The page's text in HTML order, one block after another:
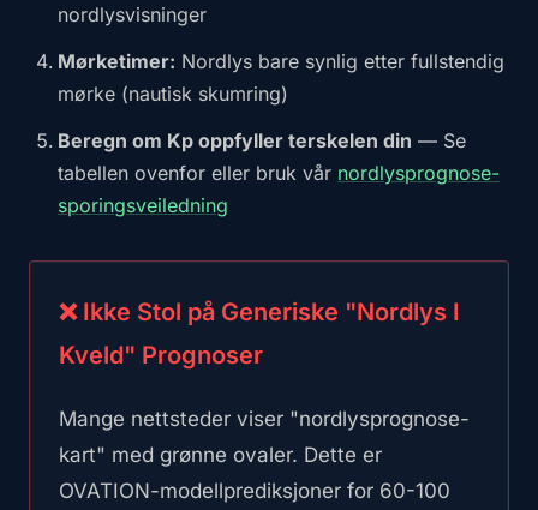
nordlysvisninger
Mørketimer: Nordlys bare synlig etter fullstendig
mørke (nautisk skumring)
Beregn om Kp oppfyller terskelen din — Se
tabellen ovenfor eller bruk vår nordlysprognose-
sporingsveiledning
❌ Ikke Stol på Generiske "Nordlys I
Kveld" Prognoser
Mange nettsteder viser "nordlysprognose-
kart" med grønne ovaler. Dette er
OVATION-modellprediksjoner for 60-100